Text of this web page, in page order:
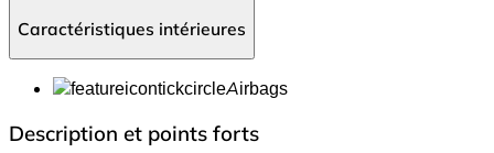
Caractéristiques intérieures
Airbags
Description et points forts